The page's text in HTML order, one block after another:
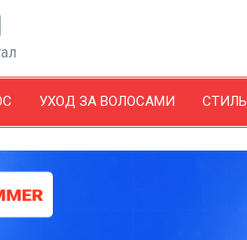
УХОД ЗА ВОЛОСАМИ СТИЛЬ